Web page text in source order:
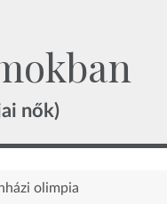
nők)
olimpia